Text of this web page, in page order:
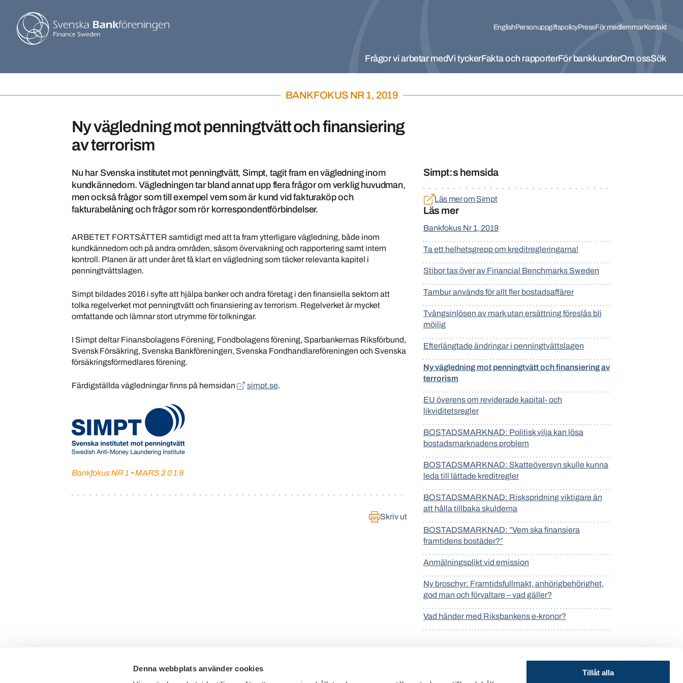
Denna webbplats använder cookies
Tillåt alla
EnglishPersonuppgiftspolicyPressFör medlemmarKontakt
Frågor vi arbetar medVi tyckerFakta och rapporterFör bankkunderOm ossSök
BANKFOKUS NR 1, 2019
Ny vägledning mot penningtvätt och finansiering
av terrorism
Nu har Svenska institutet mot penningtvätt, Simpt, tagit fram en vägledning inom
kundkännedom. Vägledningen tar bland annat upp flera frågor om verklig huvudman,
men också frågor som till exempel vem som är kund vid fakturaköp och
fakturabelåning och frågor som rör korrespondentförbindelser.
ARBETET FORTSÄTTER samtidigt med att ta fram ytterligare vägledning, både inom
kundkännedom och på andra områden, såsom övervakning och rapportering samt intern
kontroll. Planen är att under året få klart en vägledning som täcker relevanta kapitel i
penningtvättslagen.
Simpt bildades 2016 i syfte att hjälpa banker och andra företag i den finansiella sektorn att
tolka regelverket mot penningtvätt och finansiering av terrorism. Regelverket är mycket
omfattande och lämnar stort utrymme för tolkningar.
I Simpt deltar Finansbolagens Förening, Fondbolagens förening, Sparbankernas Riksförbund,
Svensk Försäkring, Svenska Bankföreningen, Svenska Fondhandlareföreningen och Svenska
försäkringsförmedlares förening.
Färdigställda vägledningar finns på hemsidan simpt.se.
Bankfokus NR 1 • MARS 2 0 1 9
Skriv ut
Simpt:s hemsida
Läs mer om Simpt
Läs mer
Bankfokus Nr 1, 2019
Ta ett helhetsgrepp om kreditregleringarna!
Stibor tas över av Financial Benchmarks Sweden
Tambur används för allt fler bostadsaffärer
Tvångsinlösen av mark utan ersättning föreslås bli
möjlig
Efterlängtade ändringar i penningtvättslagen
Ny vägledning mot penningtvätt och finansiering av
terrorism
EU överens om reviderade kapital- och
likviditetsregler
BOSTADSMARKNAD: Politisk vilja kan lösa
bostadsmarknadens problem
BOSTADSMARKNAD: Skatteöversyn skulle kunna
leda till lättade kreditregler
BOSTADSMARKNAD: Riskspridning viktigare än
att hålla tillbaka skulderna
BOSTADSMARKNAD: ”Vem ska finansiera
framtidens bostäder?”
Anmälningsplikt vid emission
Ny broschyr: Framtidsfullmakt, anhörigbehörighet,
god man och förvaltare – vad gäller?
Vad händer med Riksbankens e-kronor?